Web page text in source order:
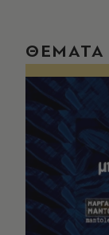
ΘΕΜΑΤΑ